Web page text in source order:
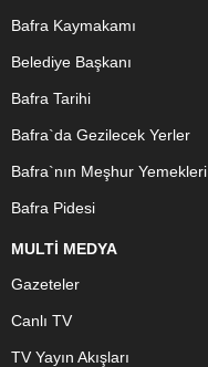
Bafra Kaymakamı
Belediye Başkanı
Bafra Tarihi
Bafra`da Gezilecek Yerler
Bafra`nın Meşhur Yemekleri
Bafra Pidesi
MULTİ MEDYA
Gazeteler
Canlı TV
TV Yayın Akışları